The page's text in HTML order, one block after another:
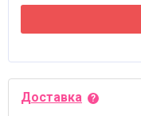
Доставка